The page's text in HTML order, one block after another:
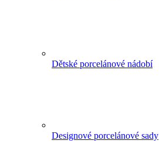
Dětské porcelánové nádobí
Designové porcelánové sady